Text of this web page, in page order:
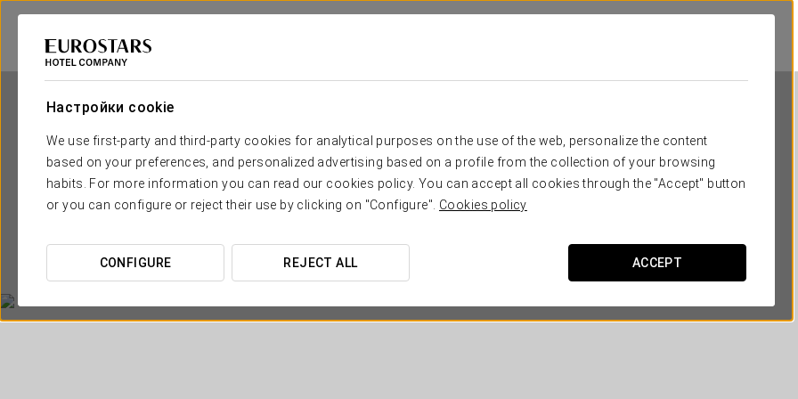
Настройки cookie
We use first-party and third-party cookies for analytical purposes on the use of the web, personalize the content
based on your preferences, and personalized advertising based on a profile from the collection of your browsing
habits. For more information you can read our cookies policy. You can accept all cookies through the "Accept" button
or you can configure or reject their use by clicking on "Configure". Cookies policy
CONFIGURE REJECT ALL ACCEPT
Exe Hotel Colón
БУЭНОС-АЙРЕС